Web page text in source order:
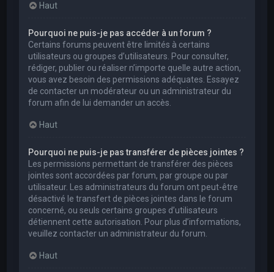
Haut
Pourquoi ne puis-je pas accéder à un forum ?
Certains forums peuvent être limités à certains
utilisateurs ou groupes d’utilisateurs. Pour consulter,
rédiger, publier ou réaliser n’importe quelle autre action,
vous avez besoin des permissions adéquates. Essayez
de contacter un modérateur ou un administrateur du
forum afin de lui demander un accès.
Haut
Pourquoi ne puis-je pas transférer de pièces jointes ?
Les permissions permettant de transférer des pièces
jointes sont accordées par forum, par groupe ou par
utilisateur. Les administrateurs du forum ont peut-être
désactivé le transfert de pièces jointes dans le forum
concerné, ou seuls certains groupes d’utilisateurs
détiennent cette autorisation. Pour plus d’informations,
veuillez contacter un administrateur du forum.
Haut